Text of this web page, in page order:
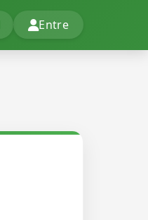
Entre